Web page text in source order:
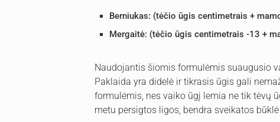
Berniukas: (tėčio ūgis centimetrais +
Mergaitė: (tėčio ūgis centimetrais -13 +
Naudojantis šiomis formulėmis suaugusio
Paklaida yra didelė ir tikrasis ūgis gali
formulėmis, nes vaiko ūgį lemia ne tik tėvų
metu persigtos ligos, bendra sveikatos